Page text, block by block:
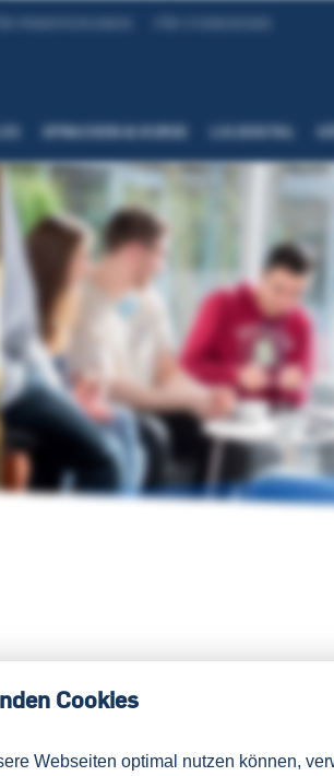
Cookies
Webseiten optimal nutzen können,
SPRACHEN & KURSE LSI.DIGITAL